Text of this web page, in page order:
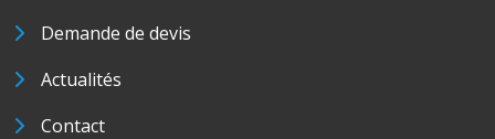
Demande de devis
Actualités
Contact